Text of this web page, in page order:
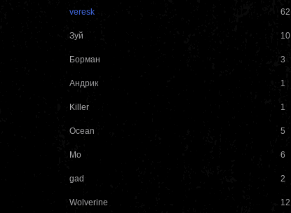
veresk 62
Зуй 10
Борман 3
Андрик 1
Killer 1
Ocean 5
Mo 6
gad 2
Wolverine 12